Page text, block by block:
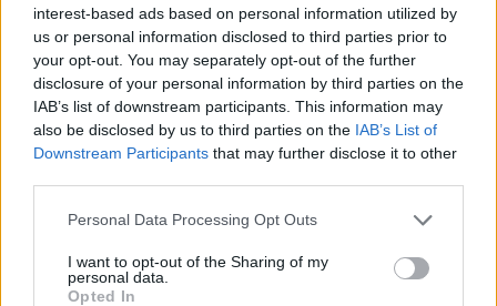
interest-based ads based on personal information utilized by
us or personal information disclosed to third parties prior to
your opt-out. You may separately opt-out of the further
disclosure of your personal information by third parties on the
IAB’s list of downstream participants. This information may
also be disclosed by us to third parties on the IAB’s List of
Downstream Participants that may further disclose it to other
Personal Data Processing Opt Outs
I want to opt-out of the Sharing of my
personal data.
Opted In